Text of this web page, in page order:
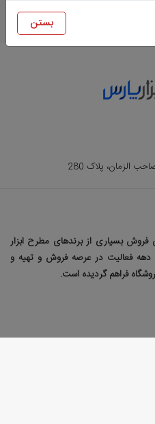
الزمان، پلاک 280
فروش بسیاری از برندهای مطرح ابزار
دهه فعالیت در عرصه فروش و تهیه و
فراهم گردیده است.
بستن